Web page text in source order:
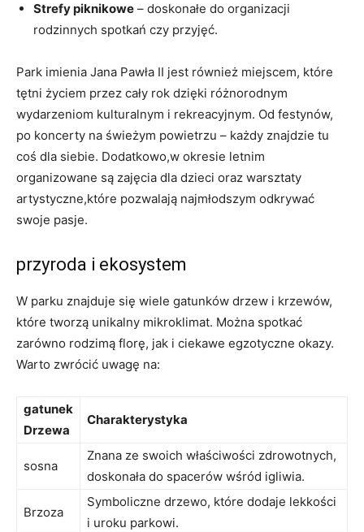
Strefy piknikowe – doskonałe do organizacji
rodzinnych spotkań czy przyjęć.
Park imienia Jana​ Pawła II jest również‍ miejscem, które
tętni życiem przez cały rok dzięki różnorodnym
wydarzeniom kulturalnym i rekreacyjnym.⁤ Od festynów,⁤
po ‌koncerty na świeżym powietrzu – każdy znajdzie tu
coś dla ​siebie. Dodatkowo,w okresie letnim
‌organizowane są zajęcia dla dzieci ⁤oraz warsztaty
‍artystyczne,które pozwalają najmłodszym odkrywać
swoje pasje.
przyroda i ekosystem
W parku‍ znajduje się wiele gatunków drzew​ i krzewów,
⁢które ‍tworzą ⁣unikalny mikroklimat. Można spotkać
zarówno rodzimą florę, jak i ciekawe egzotyczne okazy.
Warto⁤ zwrócić uwagę na:
gatunek
Drzewa
Charakterystyka
sosna
Znana ze swoich właściwości zdrowotnych,
doskonała do spacerów wśród igliwia.
Brzoza
Symboliczne drzewo, które dodaje lekkości
i uroku parkowi.